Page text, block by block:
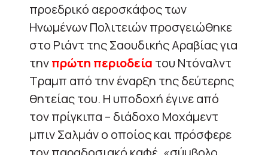
προεδρικό αεροσκάφος των
Ηνωμένων Πολιτειών προσγειώθηκε
στο Ριάντ της Σαουδικής Αραβίας για
τηνπρώτη περιοδεία του Ντόναλντ
Τραμπ από την έναρξη της δεύτερης
θητείας του. Η υποδοχή έγινε από
τον πρίγκιπα – διάδοχο Μοχάμεντ
μπιν Σαλμάν ο οποίος και πρόσφερε